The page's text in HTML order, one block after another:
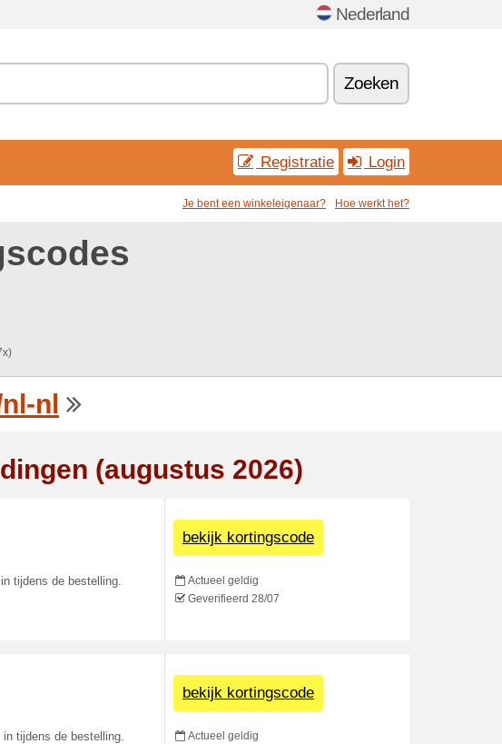
Nederland
Zoeken
Registratie Login
Je bent een winkeleigenaar? Hoe werkt het?
nl
(augustus 2026)
tijdens de bestelling.
bekijk kortingscode
Actueel geldig
Geverifieerd 28/07
tijdens de bestelling.
bekijk kortingscode
Actueel geldig